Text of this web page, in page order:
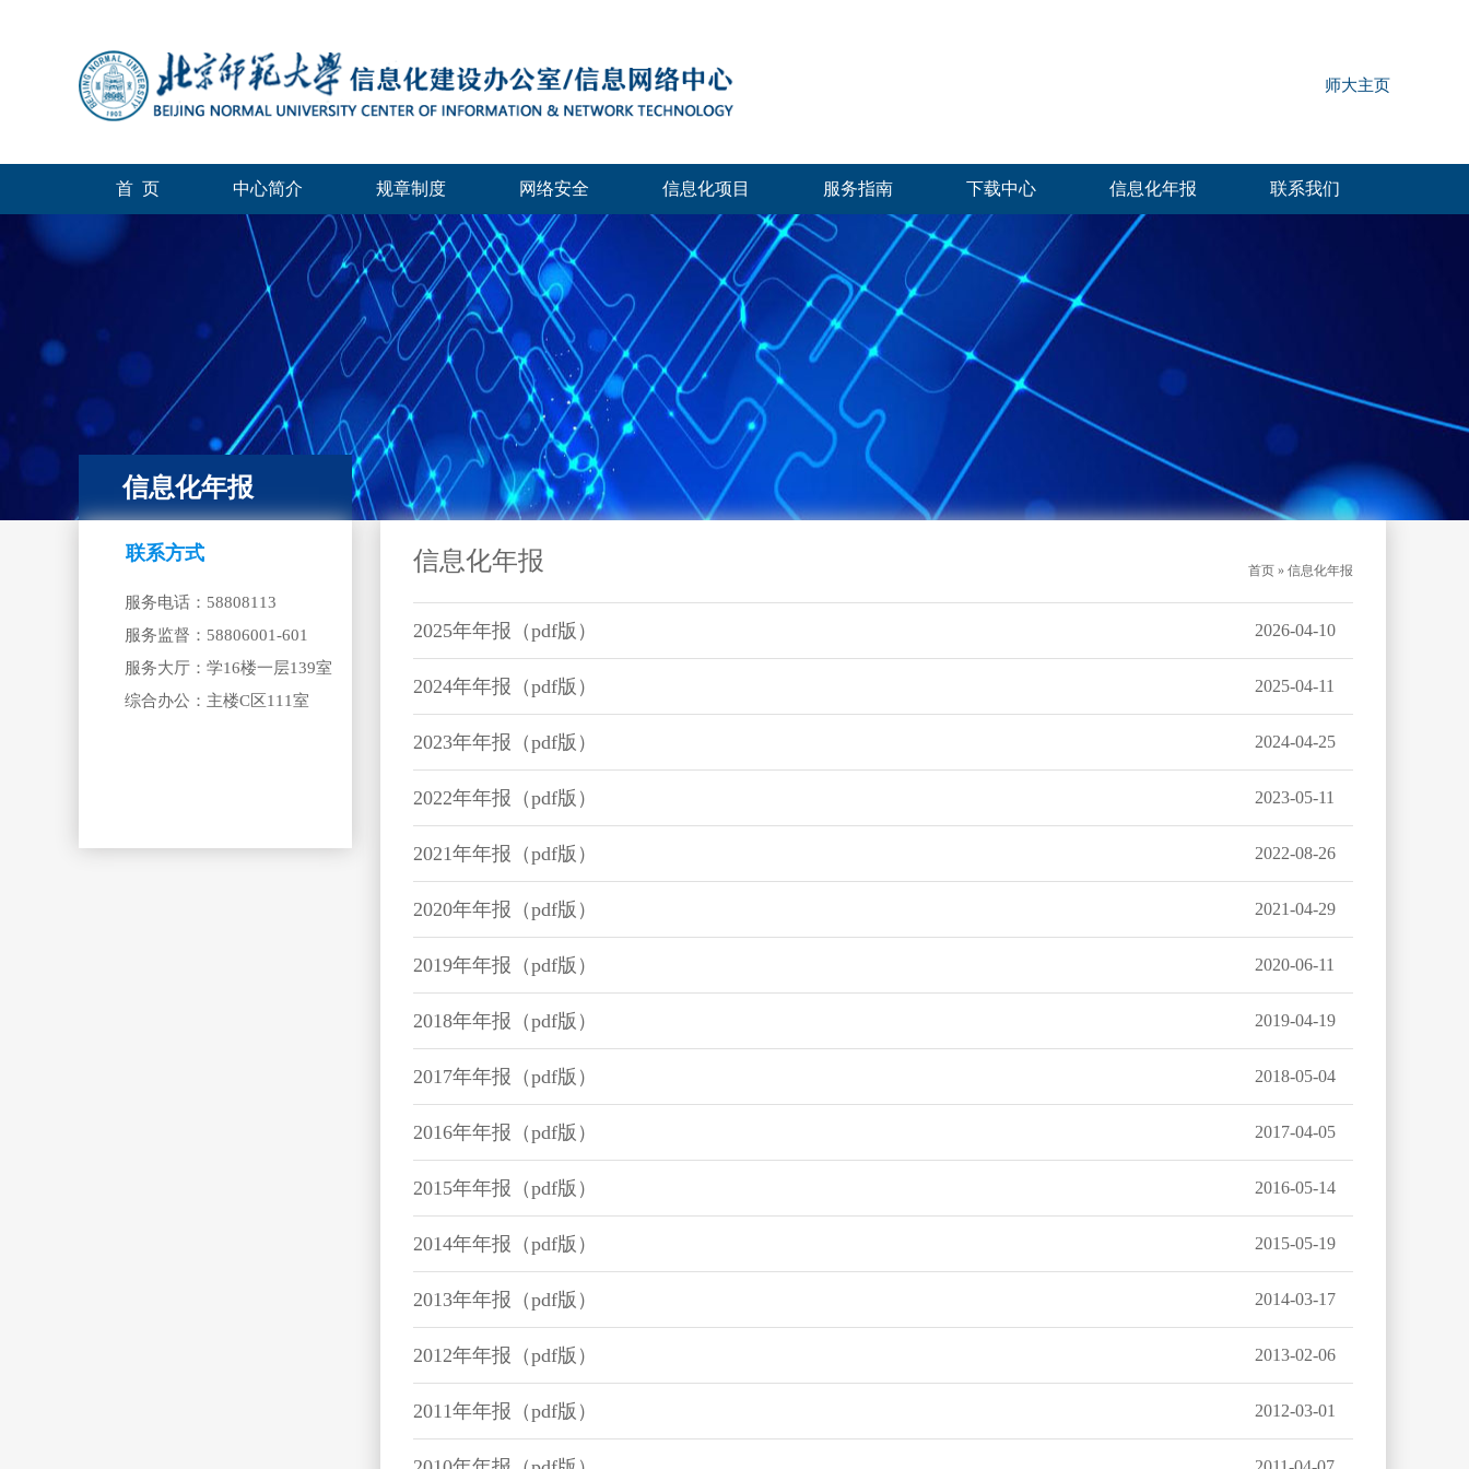
师大主页
首 页 中心简介 规章制度 网络安全 信息化项目 服务指南 下载中心 信息化年报 联系我们
信息化年报
联系方式
服务电话：58808113
服务监督：58806001-601
服务大厅：学16楼一层139室
综合办公：主楼C区111室
信息化年报 首页 » 信息化年报
2025年年报（pdf版） 2026-04-10
2024年年报（pdf版） 2025-04-11
2023年年报（pdf版） 2024-04-25
2022年年报（pdf版） 2023-05-11
2021年年报（pdf版） 2022-08-26
2020年年报（pdf版） 2021-04-29
2019年年报（pdf版） 2020-06-11
2018年年报（pdf版） 2019-04-19
2017年年报（pdf版） 2018-05-04
2016年年报（pdf版） 2017-04-05
2015年年报（pdf版） 2016-05-14
2014年年报（pdf版） 2015-05-19
2013年年报（pdf版） 2014-03-17
2012年年报（pdf版） 2013-02-06
2011年年报（pdf版） 2012-03-01